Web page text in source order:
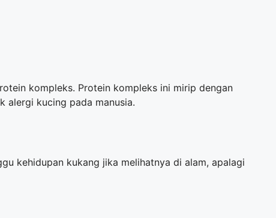
kompleks. Protein kompleks ini mirip dengan
alergi kucing pada manusia.
kehidupan kukang jika melihatnya di alam, apalagi